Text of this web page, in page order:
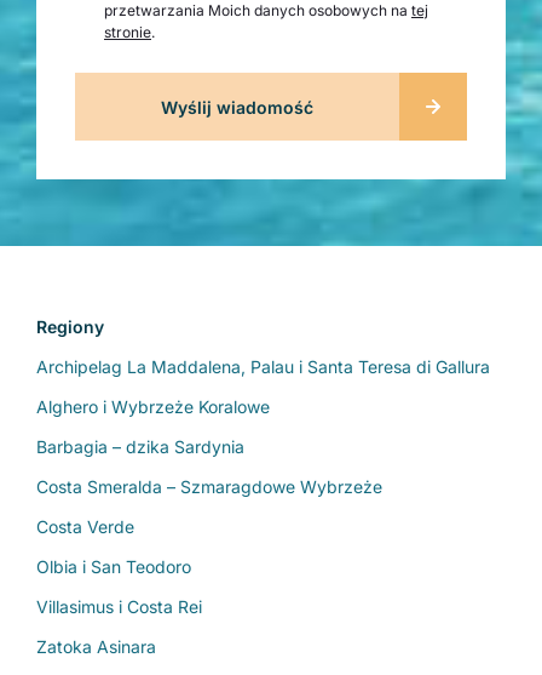
przetwarzania Moich danych osobowych na tej
stronie.
Regiony
Archipelag La Maddalena, Palau i Santa Teresa di Gallura
Alghero i Wybrzeże Koralowe
Barbagia – dzika Sardynia
Costa Smeralda – Szmaragdowe Wybrzeże
Costa Verde
Olbia i San Teodoro
Villasimus i Costa Rei
Zatoka Asinara